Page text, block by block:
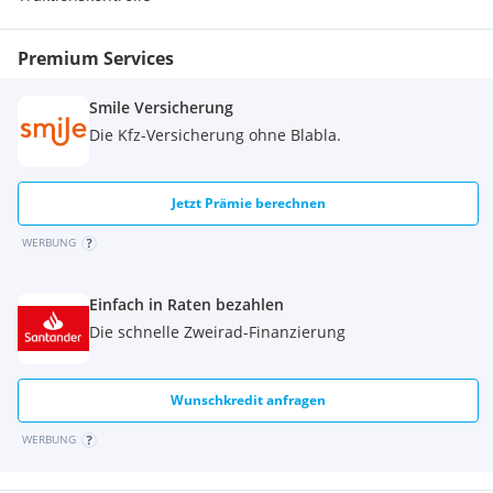
Premium Services
Smile Versicherung
Die Kfz-Versicherung ohne Blabla.
Jetzt Prämie berechnen
WERBUNG
Einfach in Raten bezahlen
Die schnelle Zweirad-Finanzierung
Wunschkredit anfragen
WERBUNG